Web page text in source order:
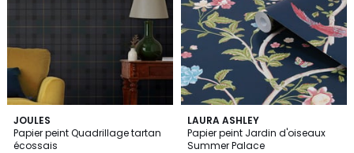
JOULES
Papier peint Quadrillage tartan
écossais
LAURA ASHLEY
Papier peint Jardin d'oiseaux
Summer Palace
4,8
/ 5
5
Couleurs